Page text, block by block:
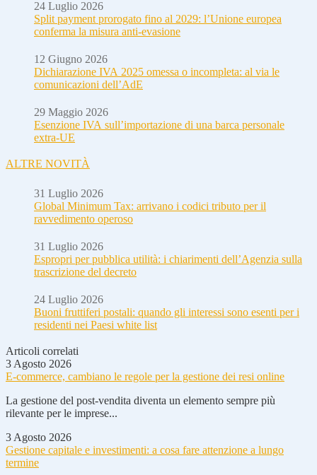
24 Luglio 2026
Split payment prorogato fino al 2029: l’Unione europea
conferma la misura anti-evasione
12 Giugno 2026
Dichiarazione IVA 2025 omessa o incompleta: al via le
comunicazioni dell’AdE
29 Maggio 2026
Esenzione IVA sull’importazione di una barca personale
extra-UE
ALTRE NOVITÀ
31 Luglio 2026
Global Minimum Tax: arrivano i codici tributo per il
ravvedimento operoso
31 Luglio 2026
Espropri per pubblica utilità: i chiarimenti dell’Agenzia sulla
trascrizione del decreto
24 Luglio 2026
Buoni fruttiferi postali: quando gli interessi sono esenti per i
residenti nei Paesi white list
Articoli correlati
3 Agosto 2026
E-commerce, cambiano le regole per la gestione dei resi online
La gestione del post-vendita diventa un elemento sempre più
rilevante per le imprese...
3 Agosto 2026
Gestione capitale e investimenti: a cosa fare attenzione a lungo
termine